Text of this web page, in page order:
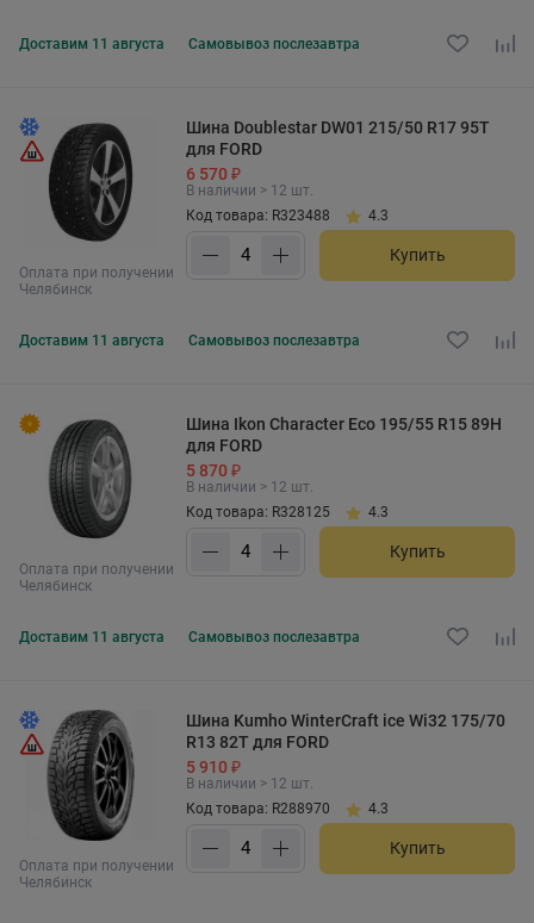
Доставим 11 августа Самовывоз послезавтра
Оплата при получении
Челябинск
Шина Doublestar DW01 215/50 R17 95T
для FORD
6 570 ₽
В наличии > 12 шт.
Код товара: R323488
4.3
Купить
Доставим 11 августа Самовывоз послезавтра
Оплата при получении
Челябинск
Шина Ikon Character Eco 195/55 R15 89H
для FORD
5 870 ₽
В наличии > 12 шт.
Код товара: R328125
4.3
Купить
Доставим 11 августа Самовывоз послезавтра
Оплата при получении
Челябинск
Шина Kumho WinterCraft ice Wi32 175/70
R13 82T для FORD
5 910 ₽
В наличии > 12 шт.
Код товара: R288970
4.3
Купить